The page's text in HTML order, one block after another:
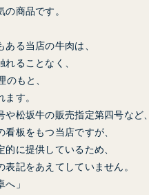
商品です。
る当店の牛肉は、
ることなく、
のもと、
す。
松坂牛の販売指定第四号など、
板をもつ当店ですが、
に提供しているため、
表記をあえてしていません。
」